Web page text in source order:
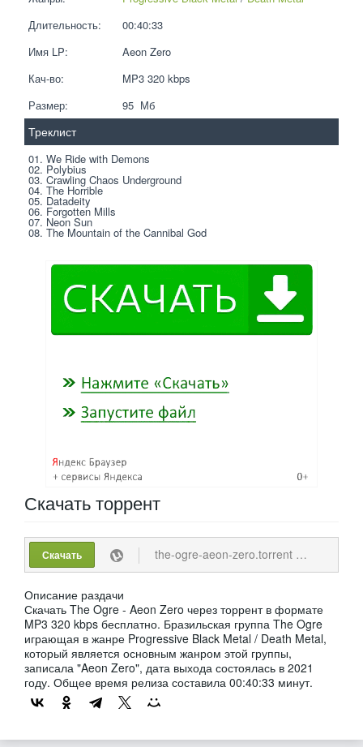
Длительность:
00:40:33
Имя LP:
Aeon Zero
Кач-во:
MP3 320 kbps
Размер:
95  Мб
Треклист
01. We Ride with Demons
02. Polybius
03. Crawling Chaos Underground
04. The Horrible
05. Datadeity
06. Forgotten Mills
07. Neon Sun
08. The Mountain of the Cannibal God
Скачатьторрент
Скачать the-ogre-aeon-zero.torrent
Описание раздачи
Скачать The Ogre - Aeon Zero через торрент в формате
MP3 320 kbps бесплатно. Бразильская группа The Ogre
играющая в жанре Progressive Black Metal / Death Metal,
который является основным жанром этой группы,
записала "Aeon Zero", дата выхода состоялась в 2021
году. Общее время релиза составила 00:40:33 минут.